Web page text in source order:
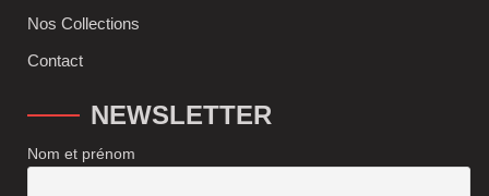
Nos Collections
Contact
NEWSLETTER
Nom et prénom